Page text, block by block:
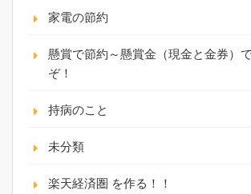
家電の節約
懸賞で節約～懸賞金（現金と金券）
ぞ！
持病のこと
未分類
楽天経済圏 を作る！！